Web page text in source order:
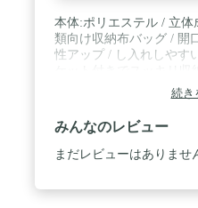
本体:ポリエステル / 立
類向け収納布バッグ / 開
性アップ / し入れしやす
続き
みんなのレビュー
まだレビューはありませ